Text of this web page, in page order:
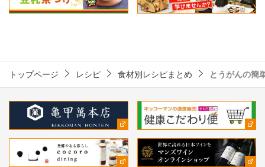
トップページ レシピ 食材別レシピまとめ とうがんの簡